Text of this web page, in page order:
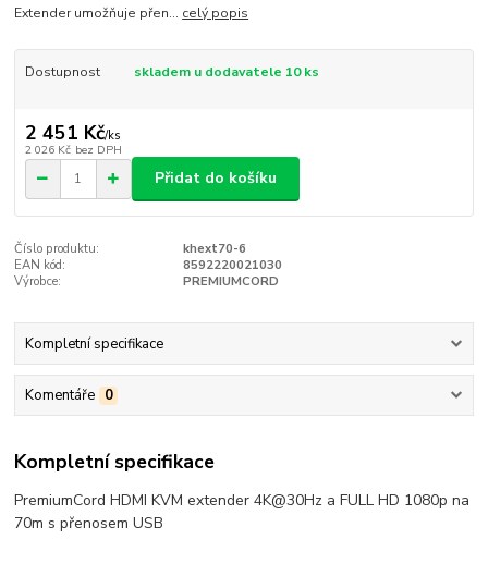
Extender umožňuje přen... celý popis
Dostupnost skladem u dodavatele 10 ks
2 451 Kč/ks
2 026 Kč bez DPH
Přidat do košíku
Číslo produktu:
khext70-6
EAN kód:
8592220021030
Výrobce:
PREMIUMCORD
Kompletní specifikace
Komentáře 0
Kompletní specifikace
PremiumCord HDMI KVM extender 4K@30Hz a FULL HD 1080p na
70m s přenosem USB